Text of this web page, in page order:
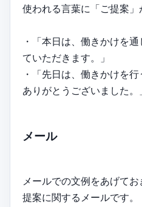
使われる言葉に「ご提案」
・「本日は、働きかけを
ていただきます。」
・「先日は、働きかけを
ありがとうございました。
メール
メールでの文例をあげてお
提案に関するメールです。